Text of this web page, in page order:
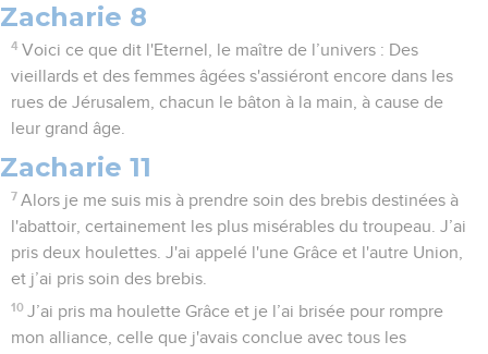
Zacharie 8
4 Voici ce que dit l'Eternel, le maître de l’univers : Des
vieillards et des femmes âgées s'assiéront encore dans les
rues de Jérusalem, chacun le bâton à la main, à cause de
leur grand âge.
Zacharie 11
7 Alors je me suis mis à prendre soin des brebis destinées à
l'abattoir, certainement les plus misérables du troupeau. J’ai
pris deux houlettes. J'ai appelé l'une Grâce et l'autre Union,
et j’ai pris soin des brebis.
10 J’ai pris ma houlette Grâce et je l’ai brisée pour rompre
mon alliance, celle que j'avais conclue avec tous les